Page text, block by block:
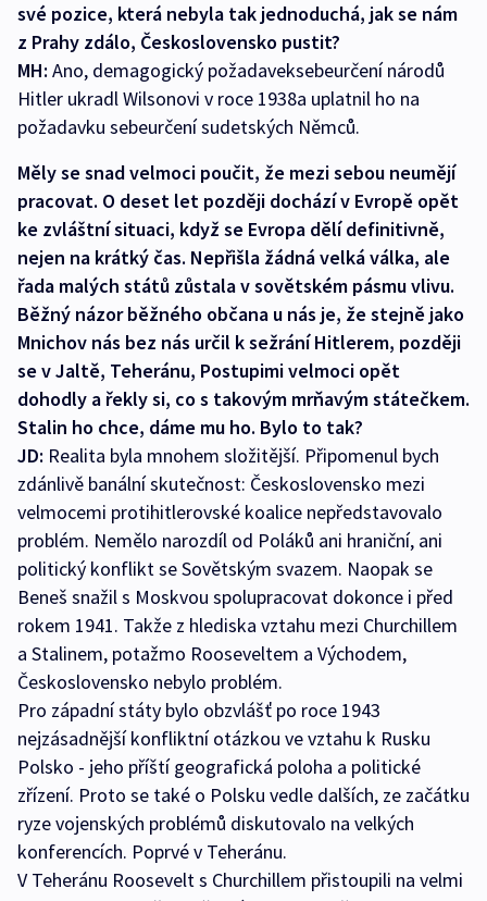
své pozice, která nebyla tak jednoduchá, jak se nám
z Prahy zdálo, Československo pustit?
MH: Ano, demagogický požadaveksebeurčení národů
Hitler ukradl Wilsonovi v roce 1938a uplatnil ho na
požadavku sebeurčení sudetských Němců.
Měly se snad velmoci poučit, že mezi sebou neumějí
pracovat. O deset let později dochází v Evropě opět
ke zvláštní situaci, když se Evropa dělí definitivně,
nejen na krátký čas. Nepřišla žádná velká válka, ale
řada malých států zůstala v sovětském pásmu vlivu.
Běžný názor běžného občana u nás je, že stejně jako
Mnichov nás bez nás určil k sežrání Hitlerem, později
se v Jaltě, Teheránu, Postupimi velmoci opět
dohodly a řekly si, co s takovým mrňavým státečkem.
Stalin ho chce, dáme mu ho. Bylo to tak?
JD: Realita byla mnohem složitější. Připomenul bych
zdánlivě banální skutečnost: Československo mezi
velmocemi protihitlerovské koalice nepředstavovalo
problém. Nemělo narozdíl od Poláků ani hraniční, ani
politický konflikt se Sovětským svazem. Naopak se
Beneš snažil s Moskvou spolupracovat dokonce i před
rokem 1941. Takže z hlediska vztahu mezi Churchillem
a Stalinem, potažmo Rooseveltem a Východem,
Československo nebylo problém.
Pro západní státy bylo obzvlášť po roce 1943
nejzásadnější konfliktní otázkou ve vztahu k Rusku
Polsko - jeho příští geografická poloha a politické
zřízení. Proto se také o Polsku vedle dalších, ze začátku
ryze vojenských problémů diskutovalo na velkých
konferencích. Poprvé v Teheránu.
V Teheránu Roosevelt s Churchillem přistoupili na velmi